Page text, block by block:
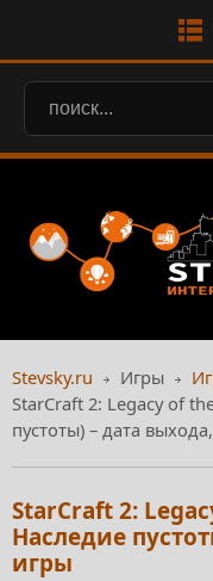
Stevsky.ru Игры
StarCraft 2: Legacy of
пустоты) – дата
StarCraft 2:
Наследие
игры